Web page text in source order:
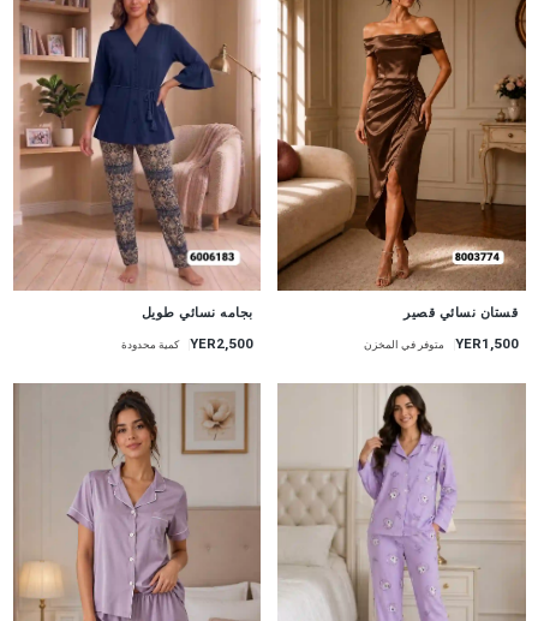
جديد
قستان نسائي قصير
YER1,500 متوفر في المخزن
جديد
بجامه نسائي طويل
YER2,500 كمية محدودة